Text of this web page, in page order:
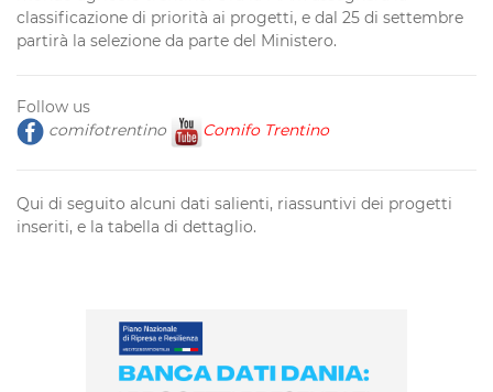
classificazione di priorità ai progetti, e dal 25 di settembre
partirà la selezione da parte del Ministero.
Follow us
comifotrentino
Comifo Trentino
Qui di seguito alcuni dati salienti, riassuntivi dei progetti
inseriti, e la tabella di dettaglio.